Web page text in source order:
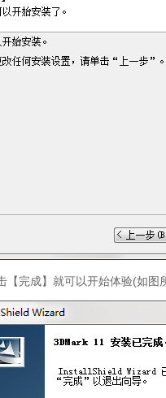
完成】就可以开始体验(如图